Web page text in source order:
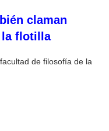
claman
la flotilla
de filosofía de la